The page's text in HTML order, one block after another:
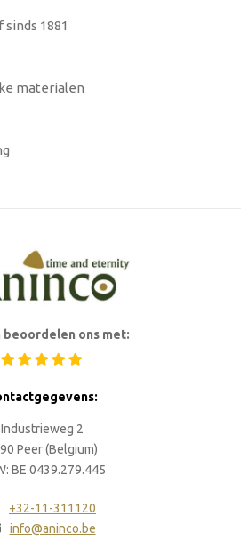
1881
materialen
beoordelen ons met:
Industrieweg 2
Peer (Belgium)
BE 0439.279.445
+32-11-311120
info@aninco.be